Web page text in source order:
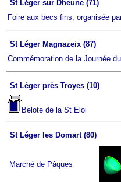
St Léger sur Dheune (71)
Foire aux becs fins, organisée
St Léger Magnazeix (87)
Commémoration de la Journée
St Léger près Troyes (10)
Belote de la St Eloi
St Léger les Domart (80)
Marché de Pâques